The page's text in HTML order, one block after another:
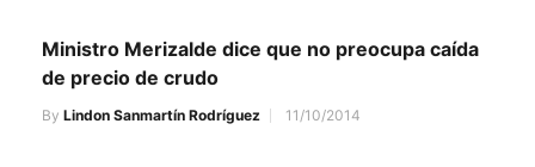
Ministro Merizalde dice que no preocupa caída
de precio de crudo
By Lindon Sanmartín Rodríguez 11/10/2014